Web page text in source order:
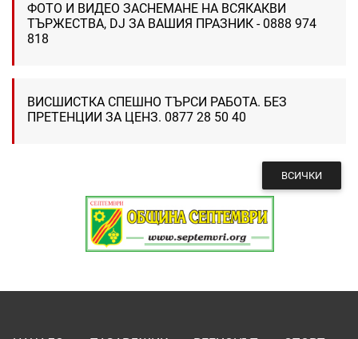
ФОТО И ВИДЕО ЗАСНЕМАНЕ НА ВСЯКАКВИ
ТЪРЖЕСТВА, DJ ЗА ВАШИЯ ПРАЗНИК - 0888 974
818
ВИСШИСТКА СПЕШНО ТЪРСИ РАБОТА. БЕЗ
ПРЕТЕНЦИИ ЗА ЦЕНЗ. 0877 28 50 40
ВСИЧКИ